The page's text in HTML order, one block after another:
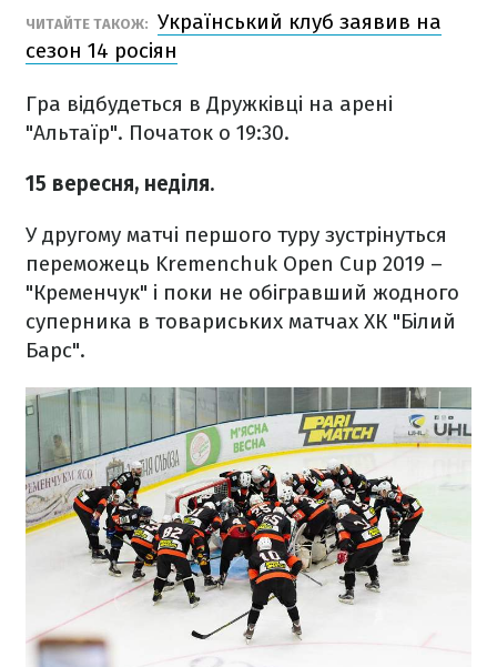
ЧИТАЙТЕ ТАКОЖ: Український клуб заявив на
сезон 14 росіян
Гра відбудеться в Дружківці на арені
"Альтаїр". Початок о 19:30.
15 вересня, неділя.
У другому матчі першого туру зустрінуться
переможець Kremenchuk Open Cup 2019 –
"Кременчук" і поки не обігравший жодного
суперника в товариських матчах ХК "Білий
Барс".